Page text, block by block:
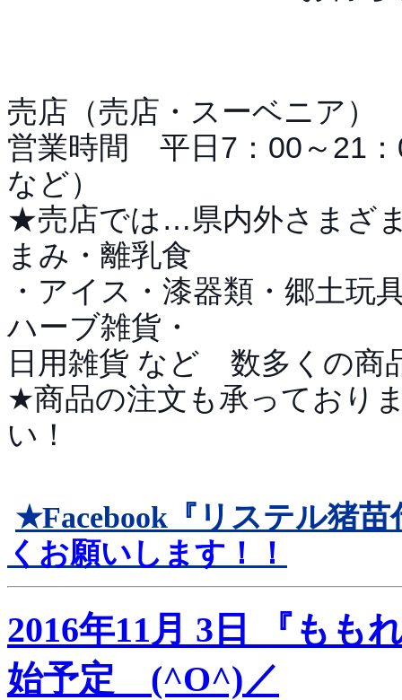
売店（売店・スーベニア）
営業時間 平日7：00～21
など）
★売店では…県内外さまざ
まみ・離乳食
・アイス・漆器類・郷土玩
ハーブ雑貨・
日用雑貨 など 数多くの商
★商品の注文も承っており
い！
★Facebook『 リステル猪
くお願いします！！
2016年11月 3日 『も
始予定 (^O^)／